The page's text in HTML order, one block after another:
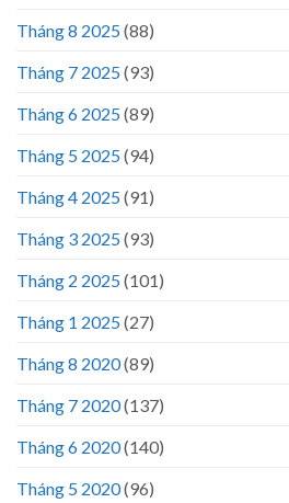
Tháng 8 2025(88)
Tháng 7 2025(93)
Tháng 6 2025(89)
Tháng 5 2025(94)
Tháng 4 2025(91)
Tháng 3 2025(93)
Tháng 2 2025(101)
Tháng 1 2025(27)
Tháng 8 2020(89)
Tháng 7 2020(137)
Tháng 6 2020(140)
Tháng 5 2020(96)